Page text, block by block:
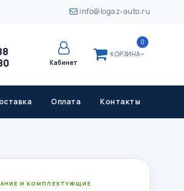
info@logaz-auto.ru
Кабинет
КОРЗИНА
0
Оплата Контакты
И КОМПЛЕКТУЮЩИЕ